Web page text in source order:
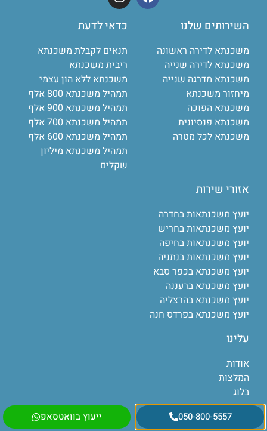
השירותים שלנו
משכנתא לדירה ראשונה
משכנתא לדירה שנייה
משכנתא מדרגה שנייה
מיחזור משכנתא
משכנתא הפוכה
משכנתא פנסיונית
משכנתא לכל מטרה
כדאי לדעת
תנאים לקבלת משכנתא
ריבית משכנתא
משכנתא ללא הון עצמי
תמהיל משכנתא 800 אלף
תמהיל משכנתא 900 אלף
תמהיל משכנתא 700 אלף
תמהיל משכנתא 600 אלף
תמהיל משכנתא מיליון
שקלים
אזורי שירות
יועץ משכנתאות בחדרה
יועץ משכנתאות בחריש
יועץ משכנתאות בחיפה
יועץ משכנתאות בנתניה
יועץ משכנתא בכפר סבא
יועץ משכנתא ברעננה
יועץ משכנתא בהרצליה
יועץ משכנתא בפרדס חנה
עלינו
אודות
המלצות
בלוג
צור קשר
050-800-5557 ייעוץ בוואטסאפ